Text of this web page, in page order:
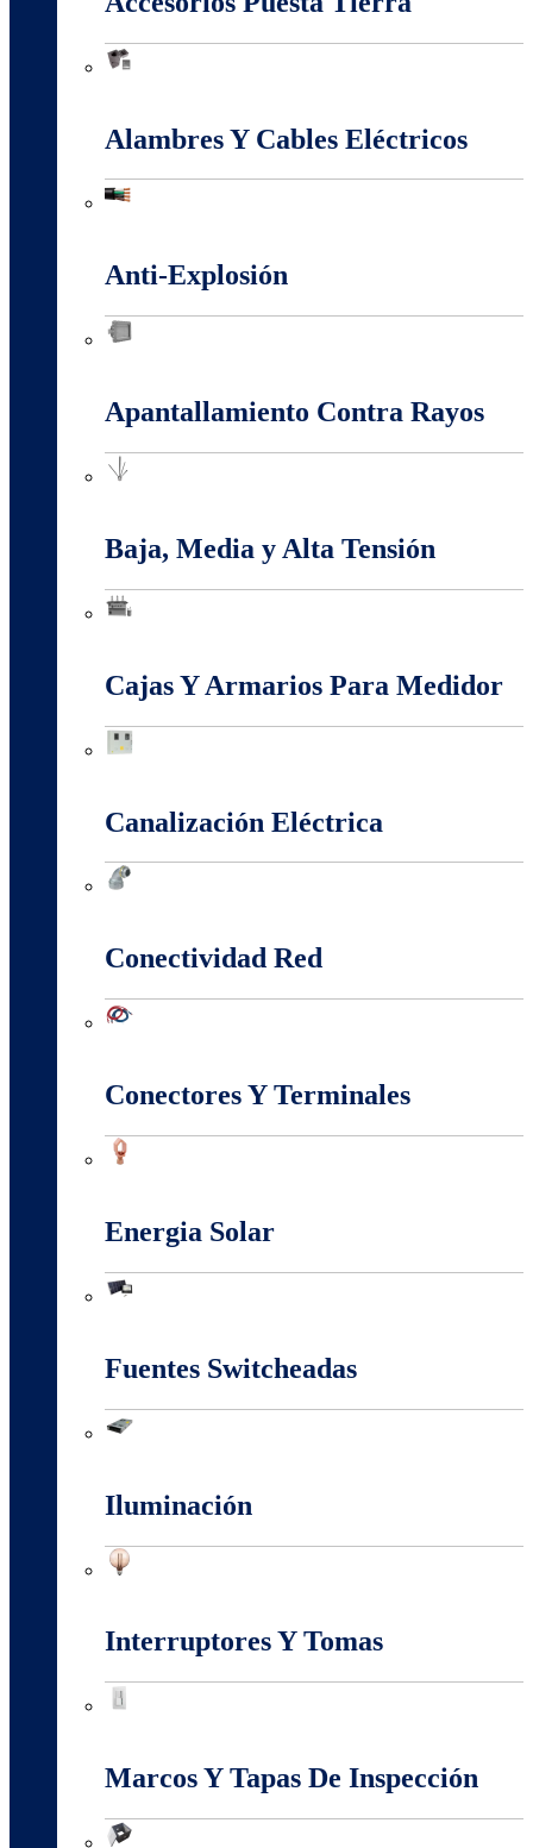
Alambres Y Cables Eléctricos
Anti-Explosión
Apantallamiento Contra Rayos
Baja, Media y Alta Tensión
Cajas Y Armarios Para Medidor
Canalización Eléctrica
Conectividad Red
Conectores Y Terminales
Energia Solar
Fuentes Switcheadas
Iluminación
Interruptores Y Tomas
Marcos Y Tapas De Inspección